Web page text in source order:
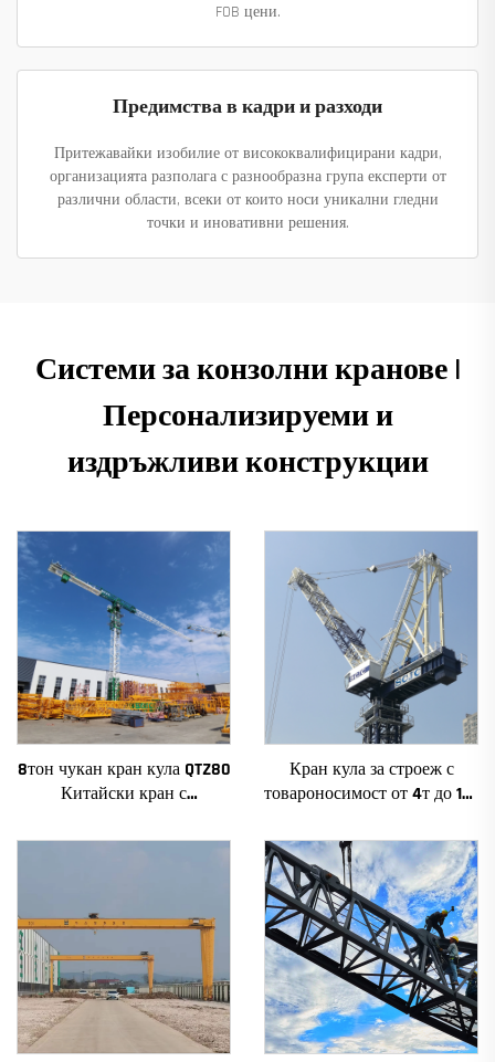
FOB цени.
Предимства в кадри и разходи
Притежавайки изобилие от висококвалифицирани кадри,
организацията разполага с разнообразна група експерти от
различни области, всеки от които носи уникални гледни
точки и иновативни решения.
Системи за конзолни кранове |
Персонализируеми и
издръжливи конструкции
8тон чукан кран кула QTZ80
Китайски кран с
Кран кула за строеж с
товароносимост от 4т до 12т
зъбно колело, мотор, лагер,
основни компоненти